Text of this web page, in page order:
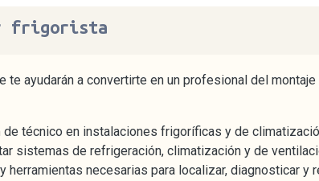
frigorista
te ayudarán a convertirte en un profesional del
técnico en instalaciones frigoríficas y de
sistemas de refrigeración, climatización y de
necesarias para localizar, diagnosticar